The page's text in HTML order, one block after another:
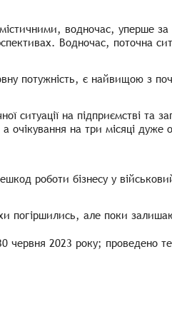
водночас, уперше за
Водночас, поточна
потужність, є найвищою з
ситуації на підприємстві та
на три місяці дуже
роботи бізнесу у
погіршились, але поки
червня 2023 року; проведено